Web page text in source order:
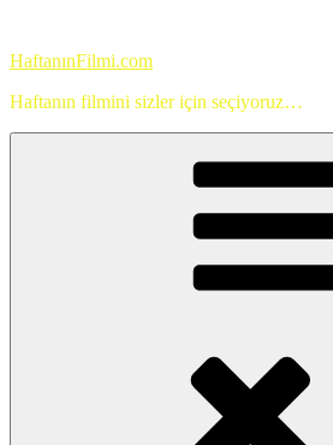
HaftanınFilmi.com
Haftanın filmini sizler için seçiyoruz…